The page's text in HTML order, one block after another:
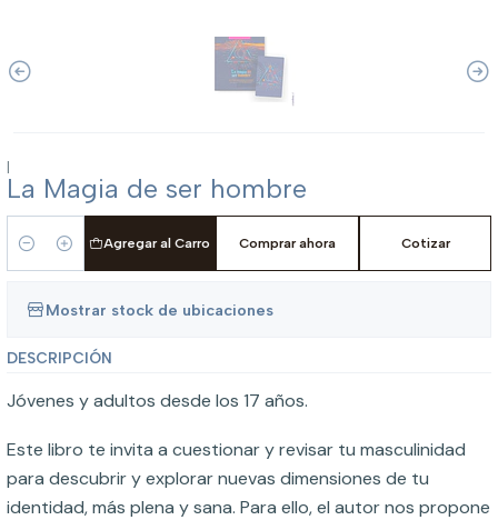
|
La Magia de ser hombre
Cantidad
Agregar al Carro Comprar ahora Cotizar
Mostrar stock de ubicaciones
DESCRIPCIÓN
Jóvenes y adultos desde los 17 años.
Este libro te invita a cuestionar y revisar tu masculinidad
para descubrir y explorar nuevas dimensiones de tu
identidad, más plena y sana. Para ello, el autor nos propone